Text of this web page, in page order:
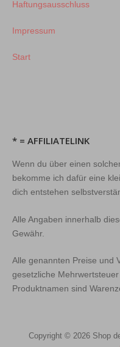
Haftungsausschluss
Impressum
Start
* = AFFILIATELINK
Wenn du über einen
bekomme ich dafür eine
dich entstehen
Alle Angaben innerhalb
Gewähr.
Alle genannten Preise und
gesetzliche
Produktnamen sind
Copyright © 2026 Shop